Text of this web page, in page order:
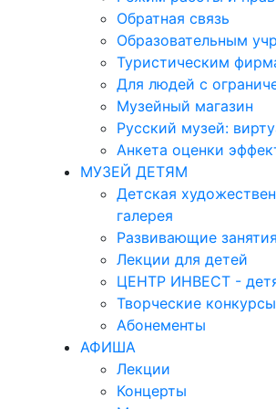
Обратная связь
Образовательным
Туристическим
Для людей с
Музейный магазин
Русский музей:
Анкета оценки
МУЗЕЙ ДЕТЯМ
Детская
галерея
Развивающие
Лекции для детей
ЦЕНТР ИНВЕСТ -
Творческие конкурсы
Абонементы
АФИША
Лекции
Концерты